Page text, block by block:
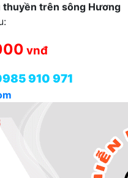
thuyền trên sông Hương
vnđ
910 971